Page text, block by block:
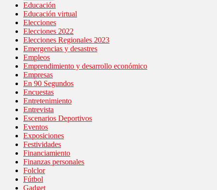
Educación
Educación virtual
Elecciones
Elecciones 2022
Elecciones Regionales 2023
Emergencias y desastres
Empleos
Emprendimiento y desarrollo económico
Empresas
En 90 Segundos
Encuestas
Entretenimiento
Entrevista
Escenarios Deportivos
Eventos
Exposiciones
Festividades
Financiamiento
Finanzas personales
Folclor
Fútbol
Gadget